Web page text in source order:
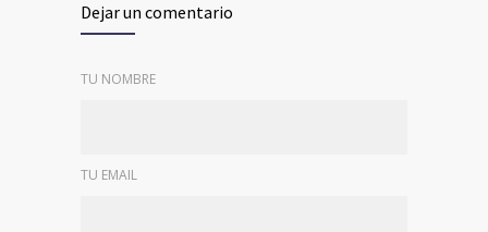
Dejar un comentario
TU NOMBRE
TU EMAIL